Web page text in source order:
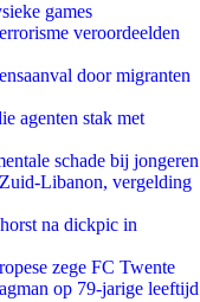
games
veroordeelden
door migranten
agenten stak met
schade bij jongeren
Libanon, vergelding
na dickpic in
zege FC Twente
op 79-jarige leeftijd